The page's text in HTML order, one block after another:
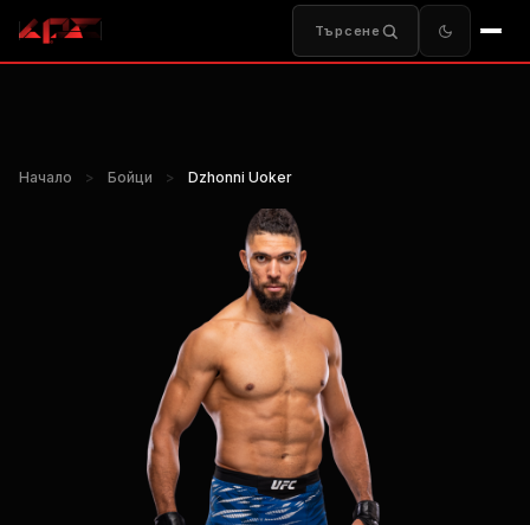
Търсене
Начало > Бойци > Dzhonni Uoker